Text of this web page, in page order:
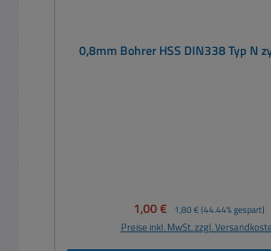
0,8mm Bohrer HSS DIN338 Typ N
Verkaufspreis:
1,00 € Regulärer Preis:
1,80 € (44.44% gespart)
Preise inkl. MwSt. zzgl.